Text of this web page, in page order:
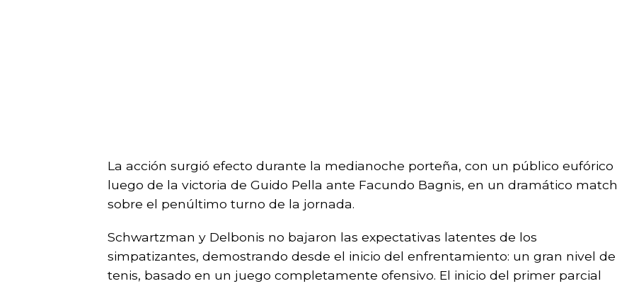
La acción surgió efecto durante la medianoche porteña, con un público eufórico
luego de la victoria de Guido Pella ante Facundo Bagnis, en un dramático match
sobre el penúltimo turno de la jornada.
Schwartzman y Delbonis no bajaron las expectativas latentes de los
simpatizantes, demostrando desde el inicio del enfrentamiento: un gran nivel de
tenis, basado en un juego completamente ofensivo. El inicio del primer parcial